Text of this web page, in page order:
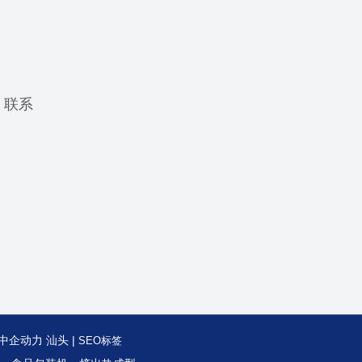
联系
企动力 汕头 | SEO标签